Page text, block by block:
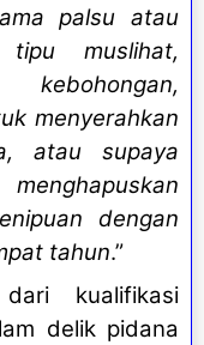
palsu atau
muslihat,
menyerahkan
atau supaya
dengan
tahun.”
kualifikasi
delik pidana